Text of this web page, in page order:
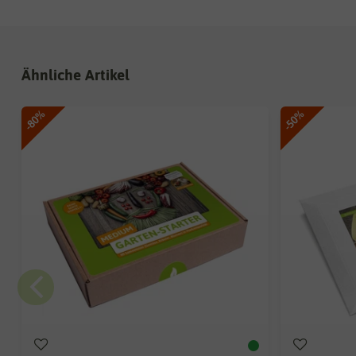
Ähnliche Artikel
-80% -50%